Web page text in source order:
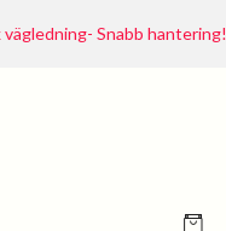
Snabb hantering!